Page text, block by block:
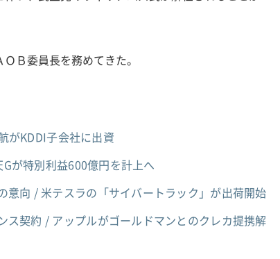
Ｂ委員長を務めてきた。
がKDDI子会社に出資
が特別利益600億円を計上へ
意向 / 米テスラの「サイバートラック」が出荷開始
ス契約 / アップルがゴールドマンとのクレカ提携解